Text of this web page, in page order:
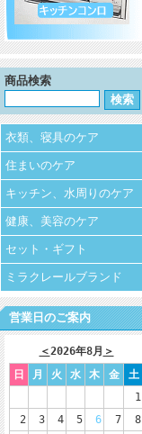
商品検索
衣類、寝具のケア
住まいのケア
キッチン、水周りのケア
健康、美容のケア
セット・ギフト
ミラクレールブランド
営業日のご案内
＜2026年8月 ＞
日
月 火 水 木 金
土
1
2
3 4 5 6 7
8